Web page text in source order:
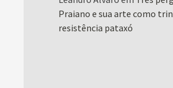
Praiano e sua arte como
resistência pataxó